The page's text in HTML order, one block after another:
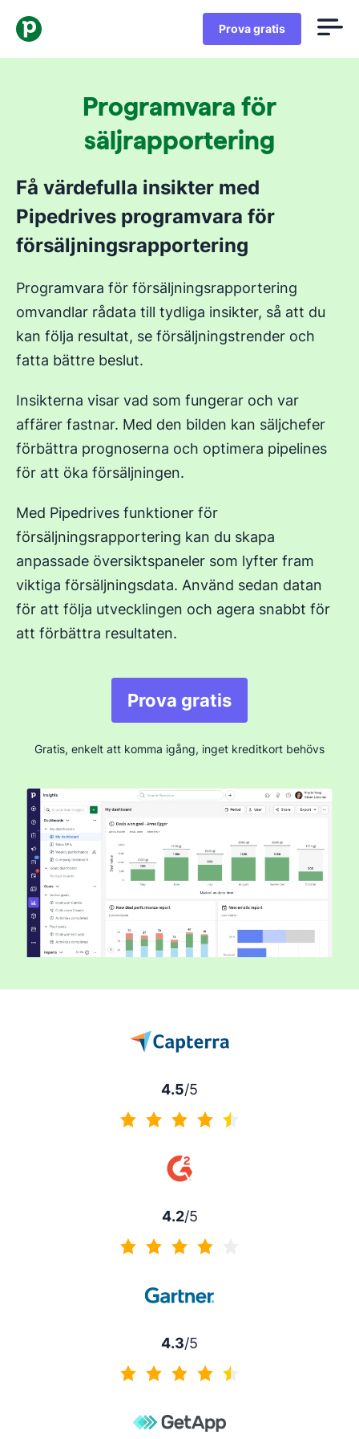
Prova gratis
Programvara för
säljrapportering
Få värdefulla insikter med
Pipedrives programvara för
försäljningsrapportering
Programvara för försäljningsrapportering
omvandlar rådata till tydliga insikter, så att du
kan följa resultat, se försäljningstrender och
fatta bättre beslut.
Insikterna visar vad som fungerar och var
affärer fastnar. Med den bilden kan säljchefer
förbättra prognoserna och optimera pipelines
för att öka försäljningen.
Med Pipedrives funktioner för
försäljningsrapportering kan du skapa
anpassade översiktspaneler som lyfter fram
viktiga försäljningsdata. Använd sedan datan
för att följa utvecklingen och agera snabbt för
att förbättra resultaten.
Prova gratis
Gratis, enkelt att komma igång, inget kreditkort behövs
4.5/5
4.2/5
4.3/5